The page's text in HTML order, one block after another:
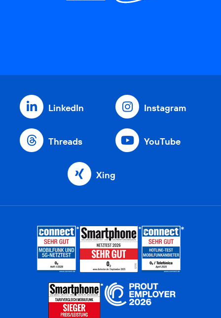
LinkedIn Instagram
Threads YouTube
Xing